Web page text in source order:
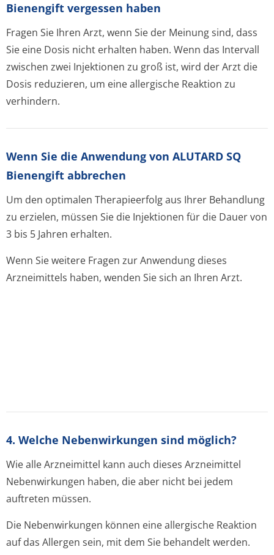
Bienengift vergessen haben
Fragen Sie Ihren Arzt, wenn Sie der Meinung sind, dass
Sie eine Dosis nicht erhalten haben. Wenn das Intervall
zwischen zwei Injektionen zu groß ist, wird der Arzt die
Dosis reduzieren, um eine allergische Reaktion zu
verhindern.
Wenn Sie die Anwendung von ALUTARD SQ
Bienengift abbrechen
Um den optimalen Therapieerfolg aus Ihrer Behandlung
zu erzielen, müssen Sie die Injektionen für die Dauer von
3 bis 5 Jahren erhalten.
Wenn Sie weitere Fragen zur Anwendung dieses
Arzneimittels haben, wenden Sie sich an Ihren Arzt.
4. Welche Nebenwirkungen sind möglich?
Wie alle Arzneimittel kann auch dieses Arzneimittel
Nebenwirkungen haben, die aber nicht bei jedem
auftreten müssen.
Die Nebenwirkungen können eine allergische Reaktion
auf das Allergen sein, mit dem Sie behandelt werden.